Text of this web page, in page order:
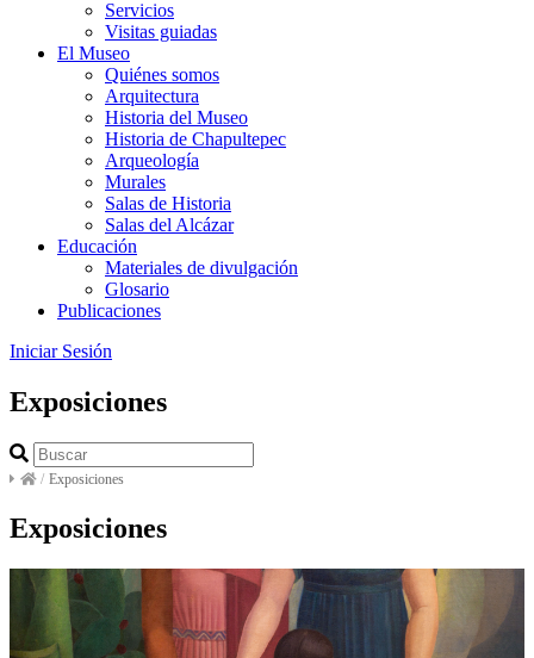
Servicios
Visitas guiadas
El Museo
Quiénes somos
Arquitectura
Historia del Museo
Historia de Chapultepec
Arqueología
Murales
Salas de Historia
Salas del Alcázar
Educación
Materiales de divulgación
Glosario
Publicaciones
Iniciar Sesión
Exposiciones
/ Exposiciones
Exposiciones